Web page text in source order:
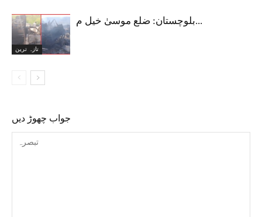
تازہ ترین
بلوچستان: ضلع موسیٰ خیل م...
جواب چھوڑ دیں